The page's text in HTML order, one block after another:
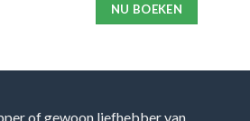
NU BOEKEN
of gewoon liefhebber van